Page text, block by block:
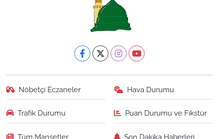
Nöbetçi Eczaneler Hava Durumu
Trafik Durumu Puan Durumu ve Fikstür
Tüm Manşetler Son Dakika Haberleri